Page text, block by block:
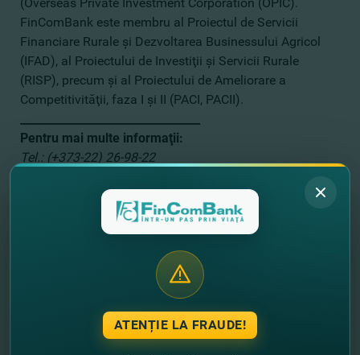
FinComBank este membru al Proiectul de Servicii
Financiare Rurale şi Dezvoltarea Businessului Agricol
(IFAD), al Proiectului de Investiţii şi Servicii Rurale
(RISP), precum şi al Proiectului de Ameliorare a
Competitivităţii, faza I şi II (PACI, PACII).
Pentru mai multe informaţii:
Теl.: (+373-22) 26-98-22
www.fincombank.cоm
ATENȚIE LA FRAUDE!